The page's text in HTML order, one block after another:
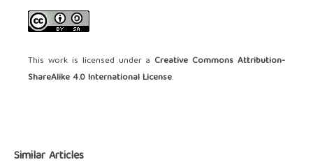
This work is licensed under a Creative Commons Attribution-
ShareAlike 4.0 International License.
Similar Articles